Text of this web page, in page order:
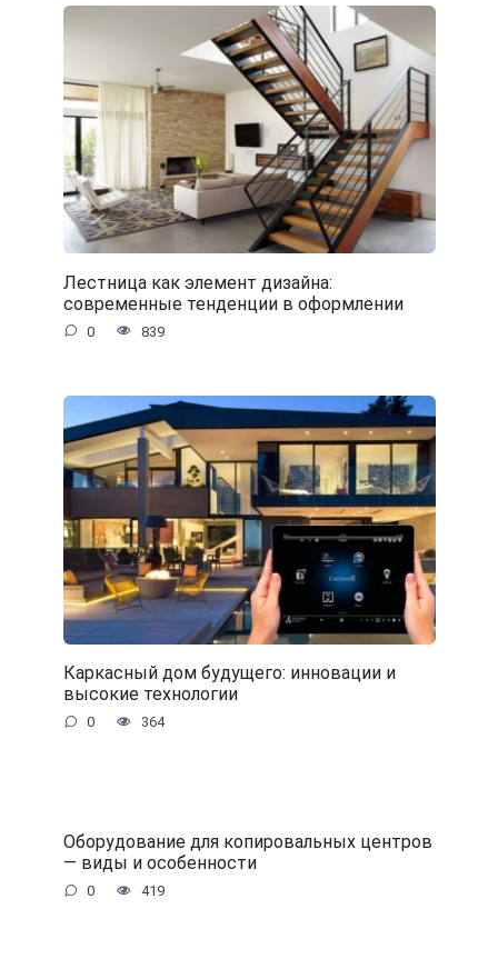
Лестница как элемент дизайна:
современные тенденции в оформлении
0 839
Каркасный дом будущего: инновации и
высокие технологии
0 364
Оборудование для копировальных центров
— виды и особенности
0 419